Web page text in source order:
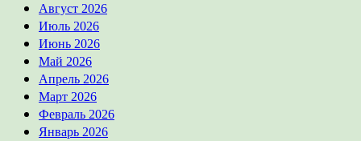
Август 2026
Июль 2026
Июнь 2026
Май 2026
Апрель 2026
Март 2026
Февраль 2026
Январь 2026